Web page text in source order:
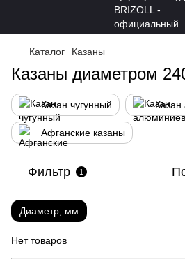
Каталог Казаны
Казаны диаметром
Казан чугунный
Афганские казаны
Фильтр 1
Диаметр, мм
Нет товаров